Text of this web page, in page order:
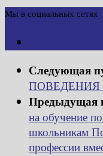
Мы в социальных сетях
Следующая
ПОВЕДЕНИЯ
Предыдущая
на обучение
школьникам
профессии